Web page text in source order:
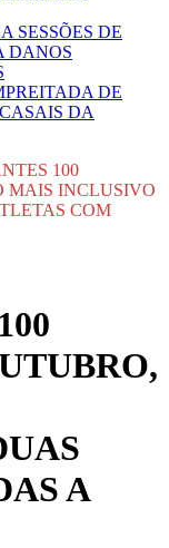
SESSÕES DE
DANOS
DE
DA
100
MAIS INCLUSIVO
COM
A